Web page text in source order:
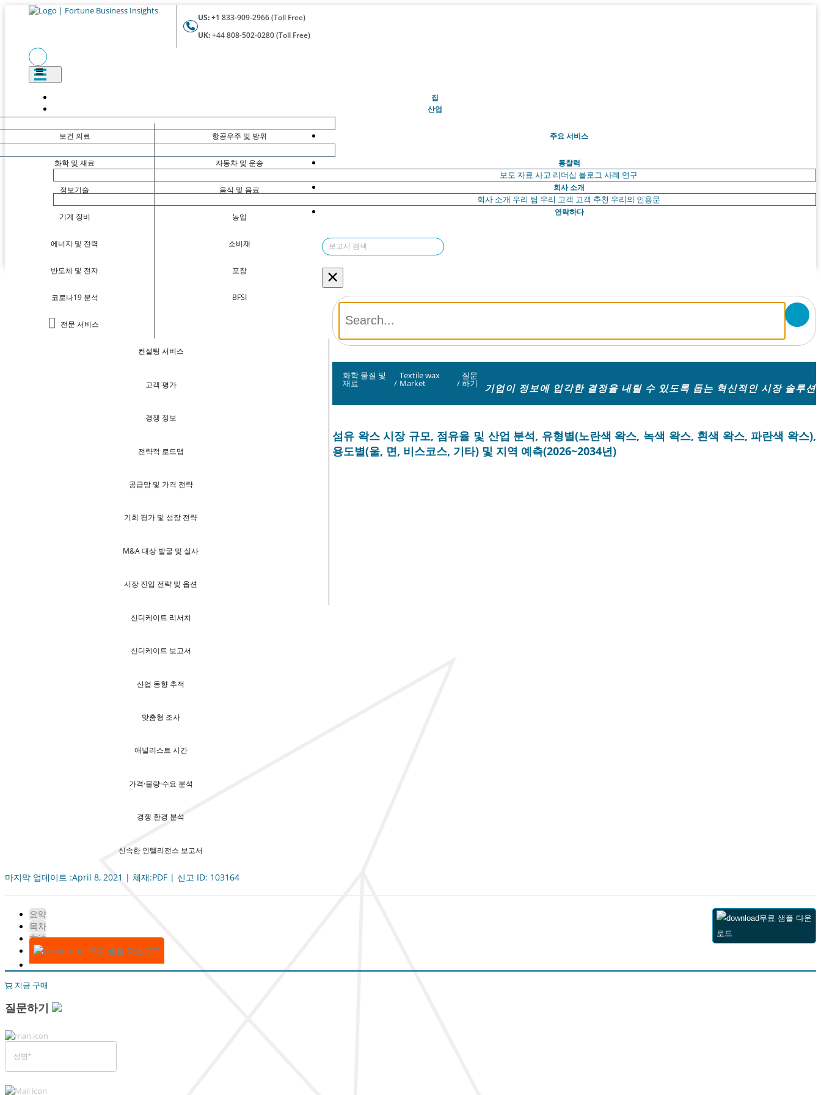
US:+1 833-909-2966 (Toll Free)
UK:+44 808-502-0280 (Toll Free)
집(현재의)
산업
보건 의료
화학 및 재료
정보기술
기계 장비
에너지 및 전력
반도체 및 전자
코로나19 분석
전문 서비스
항공우주 및 방위
자동차 및 운송
음식 및 음료
농업
소비재
포장
BFSI
주요 서비스
컨설팅 서비스
고객 평가
경쟁 정보
전략적 로드맵
공급망 및 가격 전략
기회 평가 및 성장 전략
M&A 대상 발굴 및 실사
시장 진입 전략 및 옵션
신디케이트 리서치
신디케이트 보고서
산업 동향 추적
맞춤형 조사
애널리스트 시간
가격·물량·수요 분석
경쟁 환경 분석
신속한 인텔리전스 보고서
통찰력
보도 자료 사고 리더십 블로그 사례 연구
회사 소개
회사 소개 우리 팀 우리 고객 고객 추천 우리의 인용문
연락하다
×
화학 물질 및
재료 /
Textile wax
Market /
질문
하기 기업이 정보에 입각한 결정을 내릴 수 있도록 돕는 혁신적인 시장 솔루션
섬유 왁스 시장 규모, 점유율 및 산업 분석, 유형별(노란색 왁스, 녹색 왁스, 흰색 왁스, 파란색 왁스),
용도별(울, 면, 비스코스, 기타) 및 지역 예측(2026~2034년)
마지막 업데이트 :April 8, 2021 | 체재:PDF | 신고 ID: 103164
요약
목차
方法
무료 샘플 다운로드
무료 샘플 다운
로드
지금 구매
질문하기